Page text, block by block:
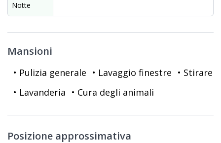
Notte
Mansioni
• Pulizia generale • Lavaggio finestre • Stirare
• Lavanderia • Cura degli animali
Posizione approssimativa